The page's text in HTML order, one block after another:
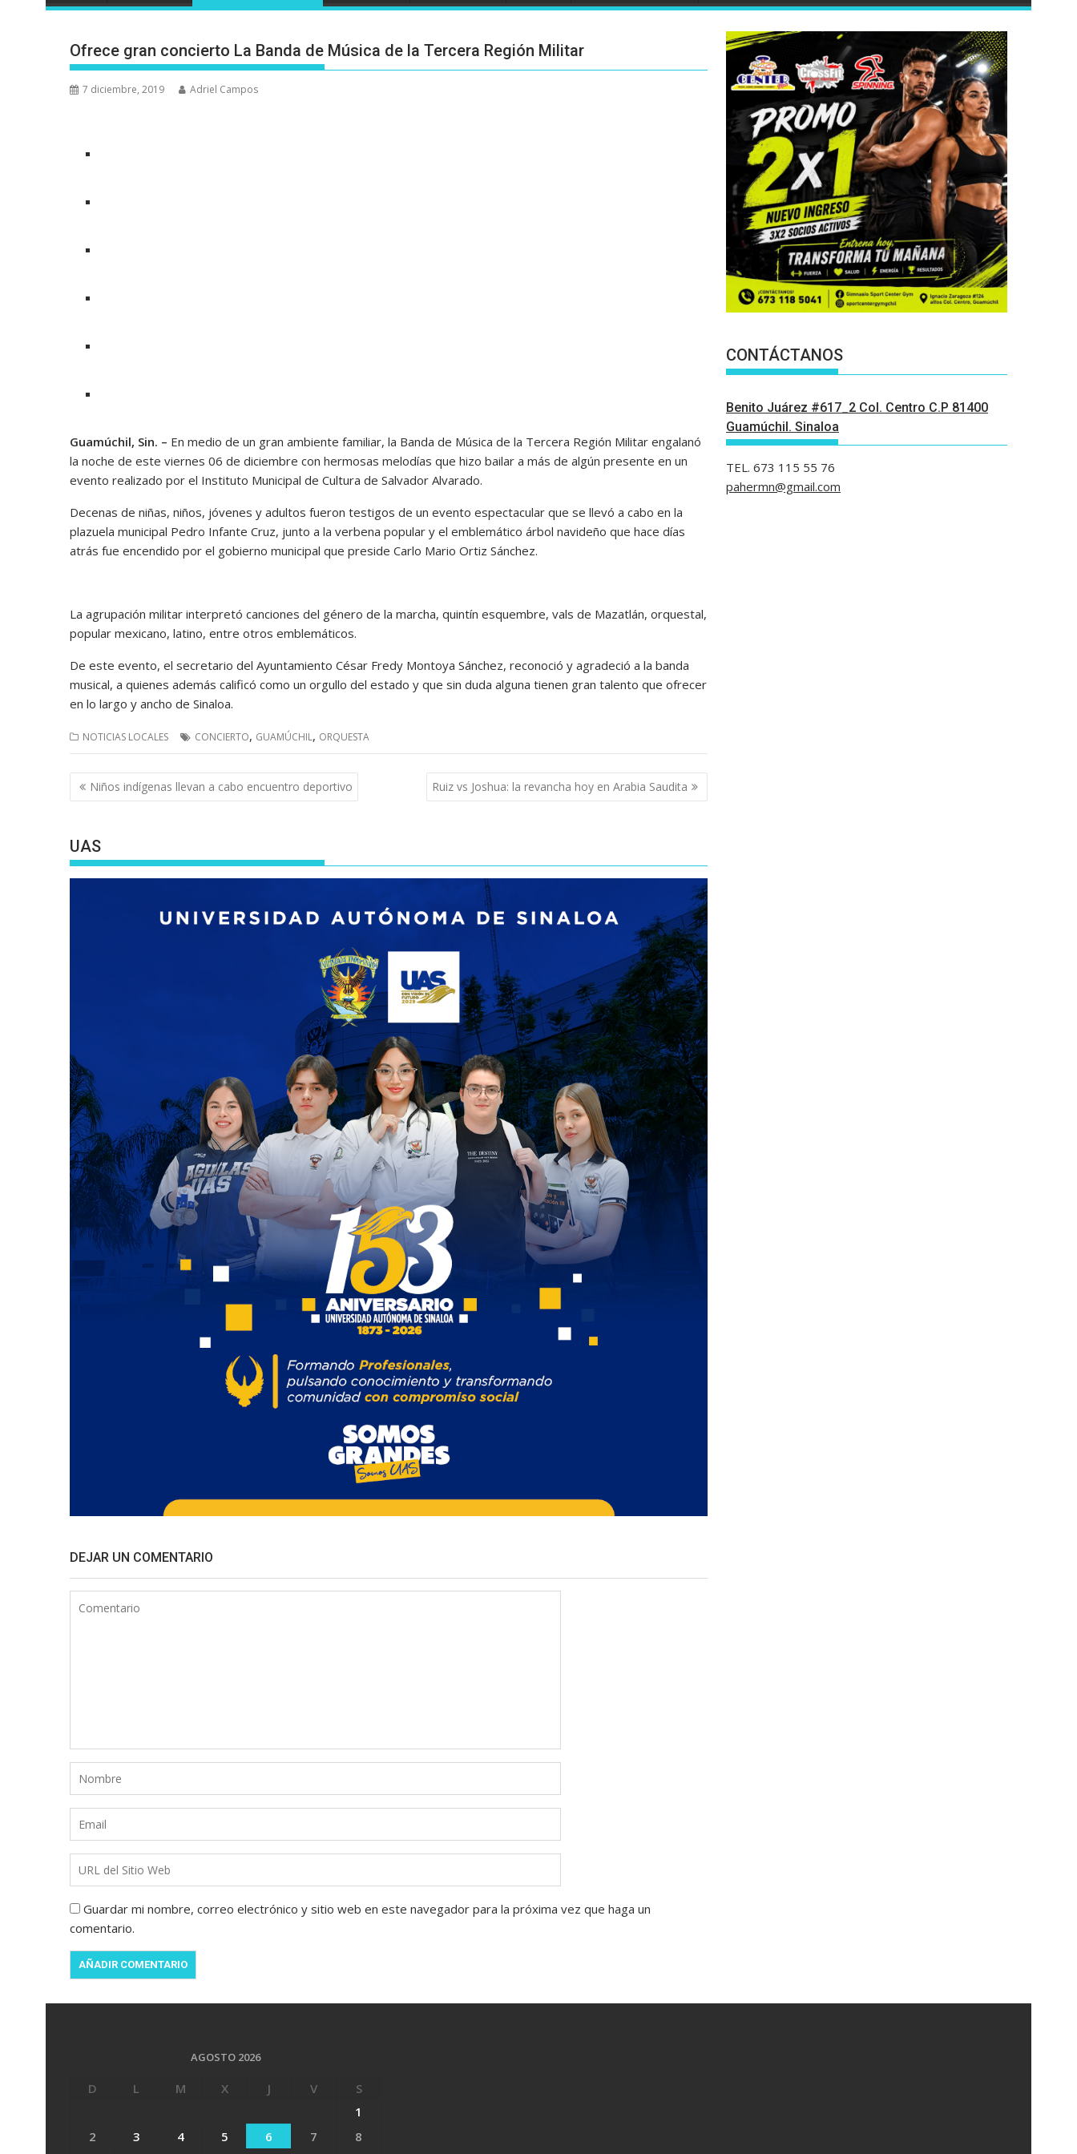
Ofrece gran concierto La Banda de Música de la Tercera Región Militar
7 diciembre, 2019 Adriel Campos
Guamúchil, Sin. – En medio de un gran ambiente familiar, la Banda de Música de la Tercera Región Militar engalanó
la noche de este viernes 06 de diciembre con hermosas melodías que hizo bailar a más de algún presente en un
evento realizado por el Instituto Municipal de Cultura de Salvador Alvarado.
Decenas de niñas, niños, jóvenes y adultos fueron testigos de un evento espectacular que se llevó a cabo en la
plazuela municipal Pedro Infante Cruz, junto a la verbena popular y el emblemático árbol navideño que hace días
atrás fue encendido por el gobierno municipal que preside Carlo Mario Ortiz Sánchez.
La agrupación militar interpretó canciones del género de la marcha, quintín esquembre, vals de Mazatlán, orquestal,
popular mexicano, latino, entre otros emblemáticos.
De este evento, el secretario del Ayuntamiento César Fredy Montoya Sánchez, reconoció y agradeció a la banda
musical, a quienes además calificó como un orgullo del estado y que sin duda alguna tienen gran talento que ofrecer
en lo largo y ancho de Sinaloa.
NOTICIAS LOCALES CONCIERTO, GUAMÚCHIL, ORQUESTA
Navegación
de
Niños indígenas llevan a cabo encuentro deportivo Ruiz vs Joshua: la revancha hoy en Arabia Saudita
UAS
DEJAR UN COMENTARIO
Guardar mi nombre, correo electrónico y sitio web en este navegador para la próxima vez que haga un
comentario.
CONTÁCTANOS
Benito Juárez #617_2 Col. Centro C.P 81400
Guamúchil. Sinaloa
TEL. 673 115 55 76
pahermn@gmail.com
AGOSTO 2026
D L M X J V
S
1
2
3 4 5 6 7
8